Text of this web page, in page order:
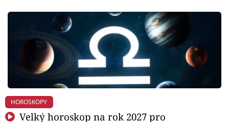
HOROSKOPY
Velký horoskop na rok 2027 pro